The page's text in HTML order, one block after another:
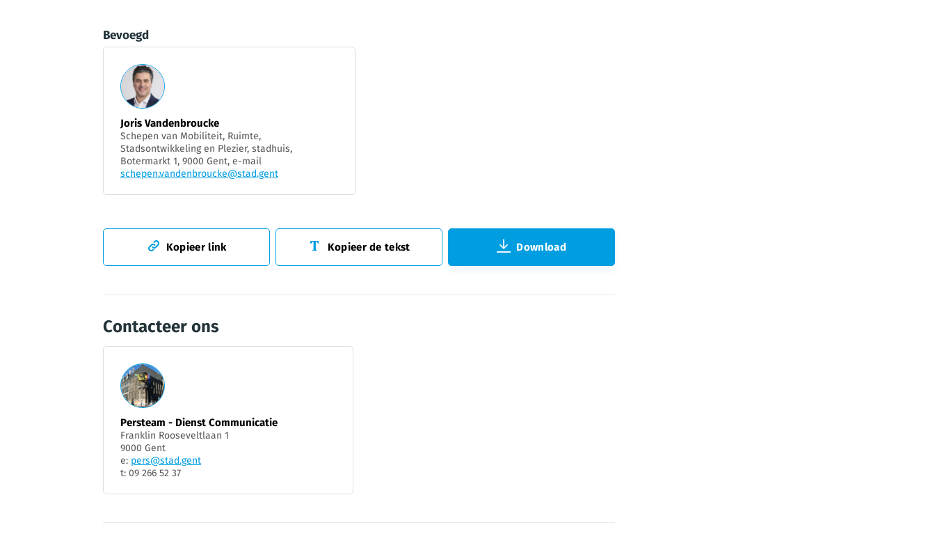
Bevoegd
Joris Vandenbroucke
Schepen van Mobiliteit, Ruimte,
Stadsontwikkeling en Plezier, stadhuis,
Botermarkt 1, 9000 Gent, e-mail
schepen.vandenbroucke@stad.gent
Kopieer link Kopieer de tekst Download
Contacteer ons
Persteam - Dienst Communicatie
Franklin Rooseveltlaan 1
9000 Gent
e: pers@stad.gent
t: 09 266 52 37